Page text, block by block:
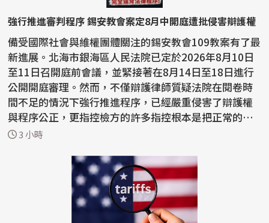
強行推進審判程序 錫安教會案定8月中開庭遭批侵害辯護權
備受國際社會與維權團體關注的錫安教會109教案有了最
新進展。北海市銀海區人民法院已定於2026年8月10日
至11日召開庭前會議，並緊接著在8月14日至18日進行
公開開庭審理。然而，不僅辯護律師質疑法院在閱卷時
間不足的情況下強行推進程序，已經嚴重侵害了辯護權
與程序公正，更指控檢方的許多指控根本是把正常的宗
教活動...
3 小時